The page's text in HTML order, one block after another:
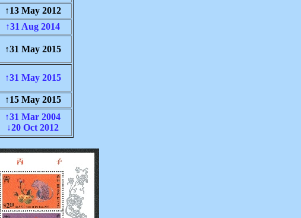
↑13 May 2012
↑31 Aug 2014
↑31 May 2015
↑31 May 2015
↑15 May 2015
↑31 Mar 2004
↓20 Oct 2012